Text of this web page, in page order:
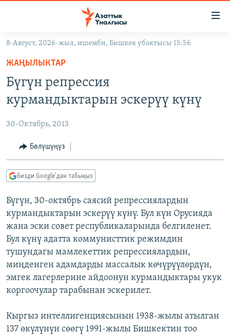
Навигацияга
өтүңүз
Издөөгө
салыңызКЫРГЫЗСТАН
ЭКОНОМИКА
МАДАНИЯТ
ДҮЙНӨ
БОРБОР АЗИЯ
УКРАИНА
АТАЙЫН ИЛИКТӨӨ
ТВ ПРОГРАММАЛАР
ЭКСПЕРТТЕР ТАЛДАЙТ
БИЗ ЖАНА ДҮЙНӨ
ЭЖЕ-СИҢДИЛЕР
АЗАТТЫК+
ЫҢГАЙСЫЗ СУРООЛОР
ӨЗГӨЧӨ ПИКИР
Русский
ОНЛАЙН ШЕРИНЕ
8-Август, 2026-жыл, ишемби, Бишкек убактысы 15:56
ЖАҢЫЛЫКТАР
Бүгүн репрессия
курмандыктарын эскерүү күнү
30-Октябрь, 2013
Бөлүшүңүз
Бизди Google'дан табыңыз
Бүгүн, 30-октябрь саясий репрессиялардын
курмандыктарын эскерүү күнү. Бул күн Орусияда
жана эски совет республикаларында белгиленет.
Бул күнү адатта коммунисттик режимдин
тушундагы мамлекеттик репрессиялардын,
миңденген адамдарды массалык көчүрүүлөрдүн,
эмгек лагерлерине айдоонун курмандыктары укук
коргоочулар тарабынан эскерилет.
Кыргыз интеллигенциясынын 1938-жылы атылган
137 өкүлүнүн сөөгү 1991-жылы Бишкектин тоо